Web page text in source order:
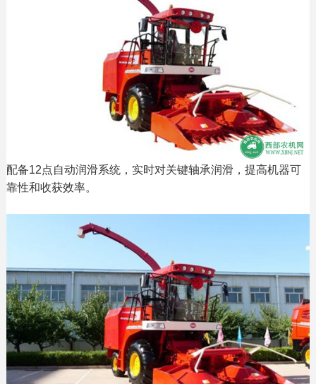
配备12点自动润滑系统，实时对关键轴承润滑，提高机器可
靠性和收获效率。